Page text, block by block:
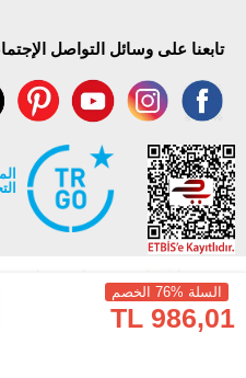
السلة %76 الخصم
986,01 TL
تابعنا على وسائل التواصل
جميع حقوق Modaselvim محفوظة ©2026